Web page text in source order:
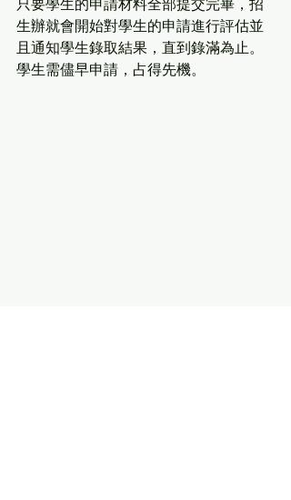
只要學生的申請材料全部提交完畢，招
生辦就會開始對學生的申請進行評估並
且通知學生錄取結果，直到錄滿為止。
學生需儘早申請，占得先機。